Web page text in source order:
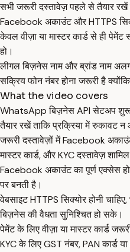
सभी जरूरी दस्तावेज़ पहले से तैयार रखें
Facebook अकाउंट और HTTPS
केवल वीज़ा या मास्टर कार्ड से ही
हो।
लीगल बिज़नेस नाम और ब्रांड नाम
सक्रिय फोन नंबर होना जरूरी है
What the video covers
WhatsApp बिज़नेस API सेटअप
तैयार रखें ताकि प्रक्रिया में रुकावट न
जरूरी दस्तावेज़ों में Facebook
मास्टर कार्ड, और KYC दस्तावेज़
Facebook अकाउंट का पूर्ण एक्सेस
पर बनती है।
वेबसाइट HTTPS सिक्योर होनी
बिज़नेस की वैधता सुनिश्चित हो सके।
पेमेंट के लिए वीज़ा या मास्टर कार्ड
KYC के लिए GST नंबर, PAN कार्ड